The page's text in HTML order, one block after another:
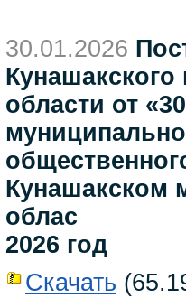
30.01.2026
области от
Кунашакском
облас
2026 год
Скачать